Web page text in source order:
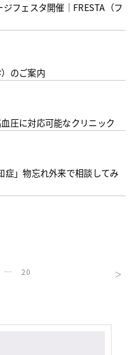
フェスタ開催｜FRESTA（フ
のご案内
圧に対応可能なクリニック
症」物忘れ外来で相談してみ
… 20 ＞